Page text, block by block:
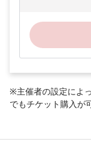
※主催者の設定によ
でもチケット購入が